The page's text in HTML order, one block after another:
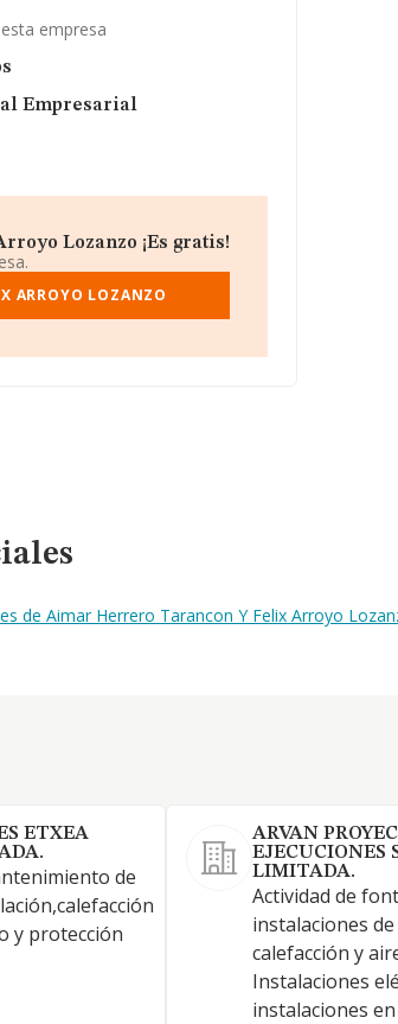
empresa
Empresarial
Lozanzo ¡Es gratis!
ARROYO LOZANZO
de Aimar Herrero Tarancon Y Felix Arroyo
ETXEA
de
y protección
ARVAN
EJECUCIONES
LIMITADA.
Actividad de
instalaciones
calefacción y
Instalaciones
instalaciones